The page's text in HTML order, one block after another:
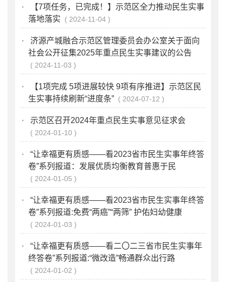
·
【7项任务，已完成！】示范区全力推动民生实事
落地落实
2024-11-04
·
济源产城融合示范区管理委员会办公室关于面向
社会公开征集2025年重点民生实事建议的公告
2024-11-03
·
【1项完成 5项进展较快 9项有序推进】示范区民
生实事持续刷新“进度条”
2024-07-12
· 示范区召开2024年重点民生实事意见征求会
2024-01-10
·
“让幸福更有质感——看2023省市民生实事年终答
卷”系列报道：发展优质均衡教育普惠于民
2024-01-05
·
“让幸福更有质感——看2023省市民生实事年终答
卷”系列报道:免费“两癌”“两筛” 护佑妇幼健康
2024-01-03
·
“让幸福更有质感——看二〇二三省市民生实事年
终答卷”系列报道:“微改造”畅通群众出行路
2024-01-02